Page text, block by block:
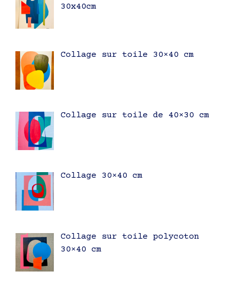
30x40cm
Collage sur toile 30×40 cm
Collage sur toile de 40×30 cm
Collage 30×40 cm
Collage sur toile polycoton
30×40 cm